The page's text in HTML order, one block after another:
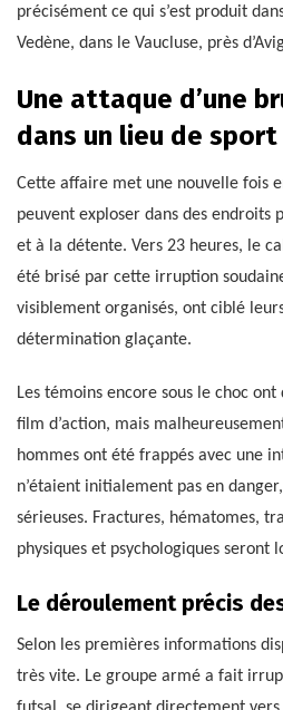
précisément ce qui s’est produit
Vedène, dans le Vaucluse, près
Une attaque d’une
dans un lieu de sport
Cette affaire met une nouvelle fois
peuvent exploser dans des endroits
et à la détente. Vers 23 heures, le
été brisé par cette irruption
visiblement organisés, ont ciblé
détermination glaçante.
Les témoins encore sous le choc
film d’action, mais
hommes ont été frappés avec une
n’étaient initialement pas en
sérieuses. Fractures, hématomes,
physiques et psychologiques seront
Le déroulement précis
Selon les premières informations
très vite. Le groupe armé a fait